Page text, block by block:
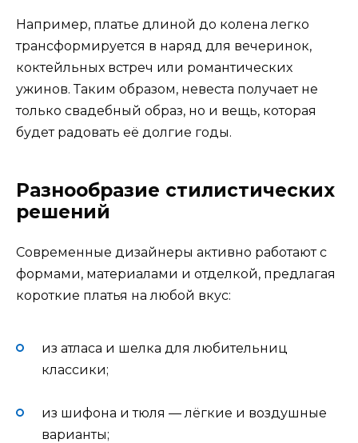
Например, платье длиной до колена легко
трансформируется в наряд для вечеринок,
коктейльных встреч или романтических
ужинов. Таким образом, невеста получает не
только свадебный образ, но и вещь, которая
будет радовать её долгие годы.
Разнообразие стилистических
решений
Современные дизайнеры активно работают с
формами, материалами и отделкой, предлагая
короткие платья на любой вкус:
из атласа и шелка для любительниц
классики;
из шифона и тюля — лёгкие и воздушные
варианты;